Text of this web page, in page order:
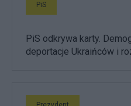
PiS
PiS odkrywa karty.
deportacje Ukraińców i